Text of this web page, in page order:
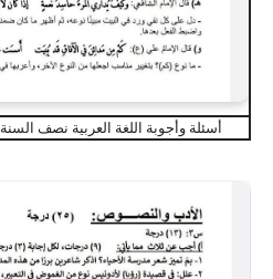
أسئلة وأجوبة اللغة العربية نصف السنة 2026 للصف السادس العلمي